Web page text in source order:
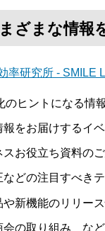
ざまな情報
率研究所 - SMILE
のヒントになる情
報をお届けするイ
スお役立ち資料の
などの注目すべき
や新機能のリリー
会の取り組み など